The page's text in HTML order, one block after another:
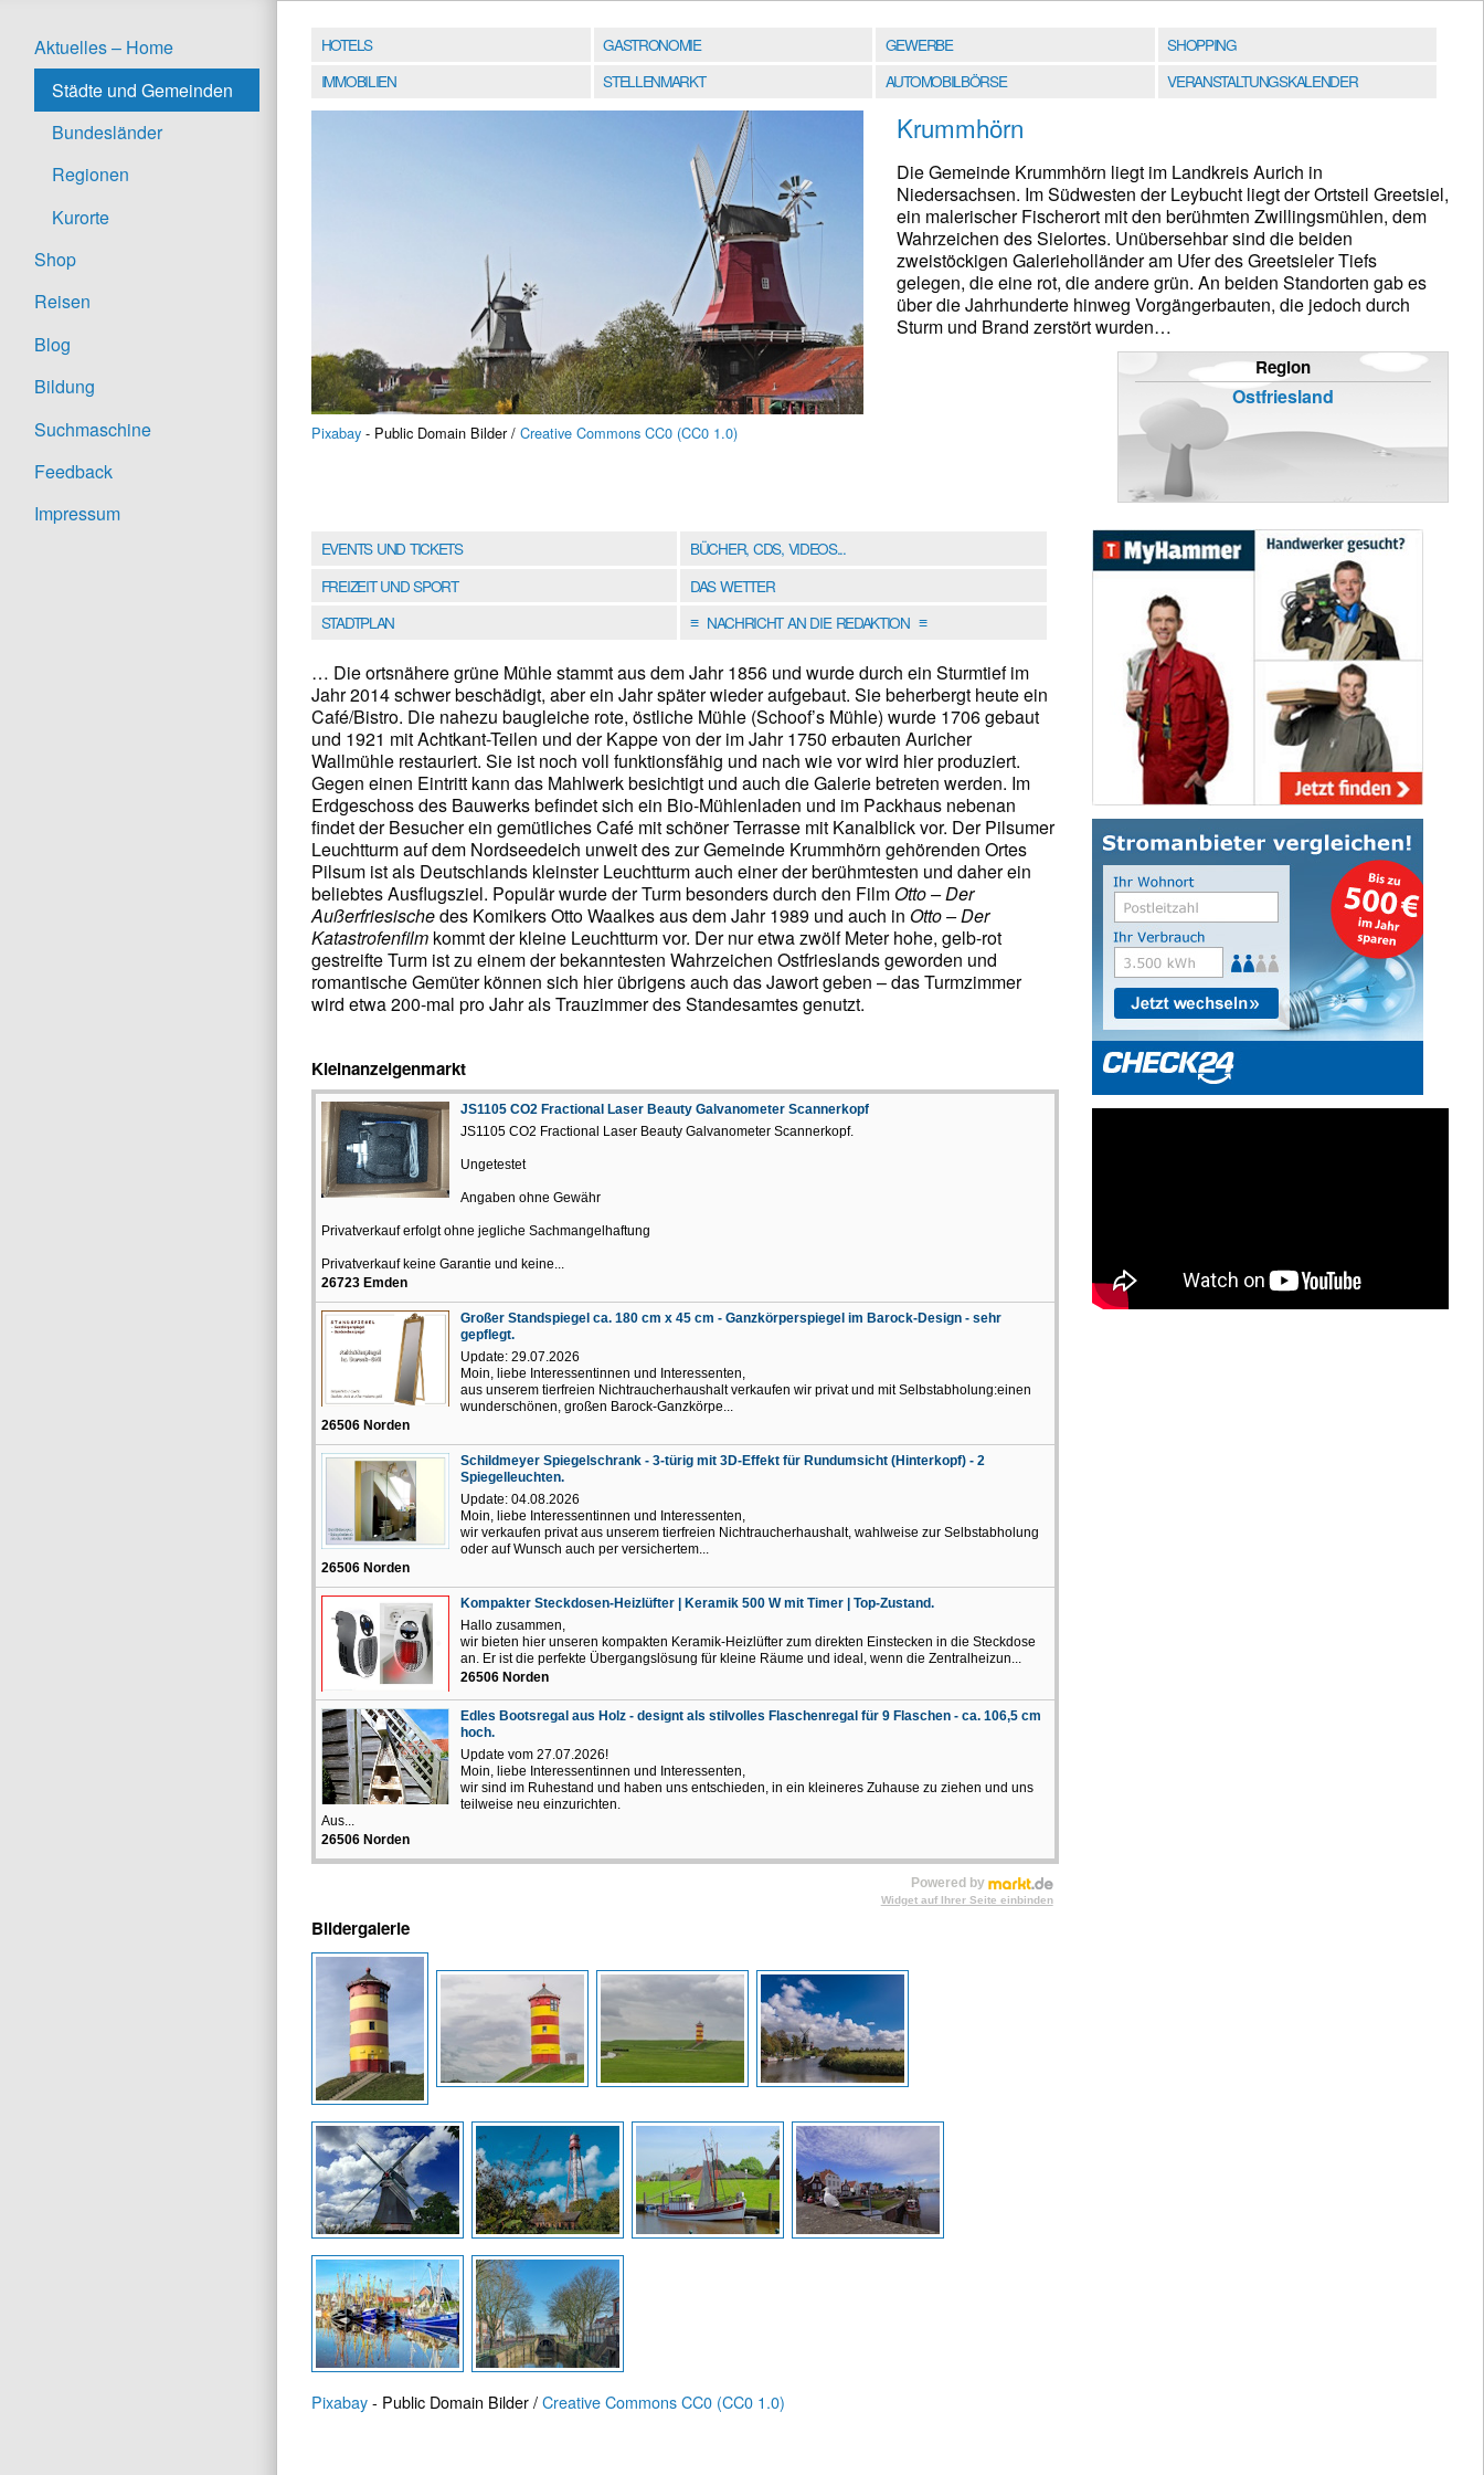
Aktuelles – Home
Städte und Gemeinden
Bundesländer
Regionen
Kurorte
Shop
Reisen
Blog
Bildung
Suchmaschine
Feedback
Impressum
HOTELS GASTRONOMIE GEWERBE
SHOPPING
IMMOBILIEN
STELLENMARKT AUTOMOBILBÖRSE VERANSTALTUNGSKALENDER
Pixabay - Public Domain Bilder / Creative Commons CC0 (CC0 1.0)
Krummhörn
Die Gemeinde Krummhörn liegt im Landkreis Aurich in
Niedersachsen. Im Südwesten der Leybucht liegt der Ortsteil Greetsiel,
ein malerischer Fischerort mit den berühmten Zwillingsmühlen, dem
Wahrzeichen des Sielortes. Unübersehbar sind die beiden
zweistöckigen Galerieholländer am Ufer des Greetsieler Tiefs
gelegen, die eine rot, die andere grün. An beiden Standorten gab es
über die Jahrhunderte hinweg Vorgängerbauten, die jedoch durch
Sturm und Brand zerstört wurden…
Region
Ostfriesland
EVENTS UND TICKETS
BÜCHER, CDS, VIDEOS...
FREIZEIT UND SPORT
DAS WETTER
STADTPLAN
≡NACHRICHT AN DIE REDAKTION ≡
… Die ortsnähere grüne Mühle stammt aus dem Jahr 1856 und wurde durch ein Sturmtief im
Jahr 2014 schwer beschädigt, aber ein Jahr später wieder aufgebaut. Sie beherbergt heute ein
Café/Bistro. Die nahezu baugleiche rote, östliche Mühle (Schoof’s Mühle) wurde 1706 gebaut
und 1921 mit Achtkant-Teilen und der Kappe von der im Jahr 1750 erbauten Auricher
Wallmühle restauriert. Sie ist noch voll funktionsfähig und nach wie vor wird hier produziert.
Gegen einen Eintritt kann das Mahlwerk besichtigt und auch die Galerie betreten werden. Im
Erdgeschoss des Bauwerks befindet sich ein Bio-Mühlenladen und im Packhaus nebenan
findet der Besucher ein gemütliches Café mit schöner Terrasse mit Kanalblick vor. Der Pilsumer
Leuchtturm auf dem Nordseedeich unweit des zur Gemeinde Krummhörn gehörenden Ortes
Pilsum ist als Deutschlands kleinster Leuchtturm auch einer der berühmtesten und daher ein
beliebtes Ausflugsziel. Populär wurde der Turm besonders durch den FilmOtto – Der
Außerfriesischedes Komikers Otto Waalkes aus dem Jahr 1989 und auch in Otto – Der
Katastrofenfilm kommt der kleine Leuchtturm vor. Der nur etwa zwölf Meter hohe, gelb-rot
gestreifte Turm ist zu einem der bekanntesten Wahrzeichen Ostfrieslands geworden und
romantische Gemüter können sich hier übrigens auch das Jawort geben – das Turmzimmer
wird etwa 200-mal pro Jahr als Trauzimmer des Standesamtes genutzt.
Kleinanzeigenmarkt
JS1105 CO2 Fractional Laser Beauty Galvanometer Scannerkopf
JS1105 CO2 Fractional Laser Beauty Galvanometer Scannerkopf.
Ungetestet
Angaben ohne Gewähr
Privatverkauf erfolgt ohne jegliche Sachmangelhaftung
Privatverkauf keine Garantie und keine...
26723 Emden
Großer Standspiegel ca. 180 cm x 45 cm - Ganzkörperspiegel im Barock-Design - sehr
gepflegt.
Update: 29.07.2026
Moin, liebe Interessentinnen und Interessenten,
aus unserem tierfreien Nichtraucherhaushalt verkaufen wir privat und mit Selbstabho­lung:einen
wunderschönen, großen Barock-Ganzkörpe...
26506 Norden
Schildmeyer Spiegelschrank - 3-türig mit 3D-Effekt für Rundumsicht (Hinterkopf) - 2
Spiegelleuchten.
Update: 04.08.2026
Moin, liebe Interessentinnen und Interessenten,
wir verkaufen privat aus unserem tierfreien Nichtraucherhaushalt, wahlweise zur Selbstabholung
oder auf Wunsch auch per versichertem...
26506 Norden
Kompakter Steckdosen-Heizlüfter | Keramik 500 W mit Timer | Top-Zustand.
Hallo zusammen,
wir bieten hier unseren kompakten Keramik-Heizlüfter zum direkten Einstecken in die Steckdose
an. Er ist die perfekte Übergangslösung für kleine Räume und ideal, wenn die Zentralheizun...
26506 Norden
Edles Bootsregal aus Holz - designt als stilvolles Flaschenregal für 9 Flaschen - ca. 106,5 cm
hoch.
Update vom 27.07.2026!
Moin, liebe Interessentinnen und Interessenten,
wir sind im Ruhestand und haben uns entschieden, in ein kleineres Zuhause zu ziehen und uns
teilweise neu einzurichten.
Aus...
26506 Norden
Powered by
Widget auf Ihrer Seite einbinden
Bildergalerie
Pixabay- Public Domain Bilder /Creative Commons CC0 (CC0 1.0)